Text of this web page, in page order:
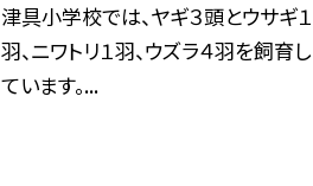
津具小学校では、ヤギ３頭とウサギ１
羽、ニワトリ１羽、ウズラ４羽を飼育し
ています。...